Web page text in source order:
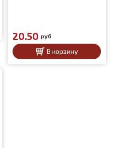
20.50 руб
В корзину